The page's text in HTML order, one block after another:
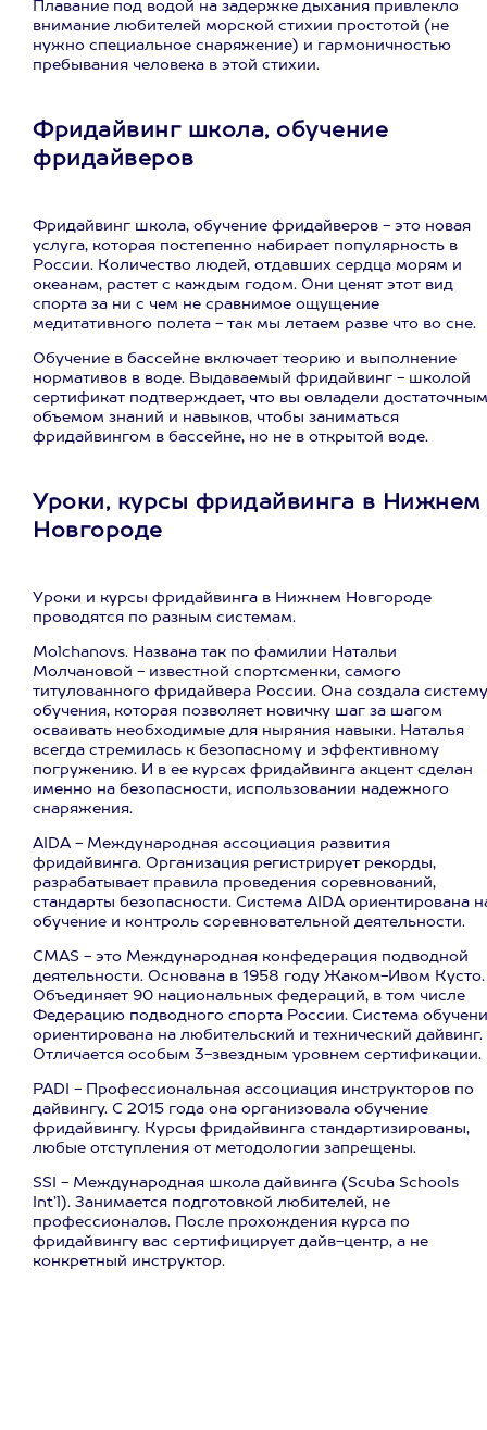
Плавание под водой на задержке дыхания привлекло
внимание любителей морской стихии простотой (не
нужно специальное снаряжение) и гармоничностью
пребывания человека в этой стихии.
Фридайвинг школа, обучение
фридайверов
Фридайвинг школа, обучение фридайверов - это новая
услуга, которая постепенно набирает популярность в
России. Количество людей, отдавших сердца морям и
океанам, растет с каждым годом. Они ценят этот вид
спорта за ни с чем не сравнимое ощущение
медитативного полета - так мы летаем разве что во сне.
Обучение в бассейне включает теорию и выполнение
нормативов в воде. Выдаваемый фридайвинг - школой
сертификат подтверждает, что вы овладели достаточным
объемом знаний и навыков, чтобы заниматься
фридайвингом в бассейне, но не в открытой воде.
Уроки, курсы фридайвинга в Нижнем
Новгороде
Уроки и курсы фридайвинга в Нижнем Новгороде
проводятся по разным системам.
Molchanovs. Названа так по фамилии Натальи
Молчановой - известной спортсменки, самого
титулованного фридайвера России. Она создала систему
обучения, которая позволяет новичку шаг за шагом
осваивать необходимые для ныряния навыки. Наталья
всегда стремилась к безопасному и эффективному
погружению. И в ее курсах фридайвинга акцент сделан
именно на безопасности, использовании надежного
снаряжения.
AIDA - Международная ассоциация развития
фридайвинга. Организация регистрирует рекорды,
разрабатывает правила проведения соревнований,
стандарты безопасности. Система AIDA ориентирована
обучение и контроль соревновательной деятельности.
CMAS - это Международная конфедерация подводной
деятельности. Основана в 1958 году Жаком-Ивом Кусто.
Объединяет 90 национальных федераций, в том числе
Федерацию подводного спорта России. Система
ориентирована на любительский и технический дайвинг.
Отличается особым 3-звездным уровнем сертификации.
PADI - Профессиональная ассоциация инструкторов по
дайвингу. С 2015 года она организовала обучение
фридайвингу. Курсы фридайвинга стандартизированы,
любые отступления от методологии запрещены.
SSI - Международная школа дайвинга (Scuba Schools
Int’l). Занимается подготовкой любителей, не
профессионалов. После прохождения курса по
фридайвингу вас сертифицирует дайв-центр, а не
конкретный инструктор.